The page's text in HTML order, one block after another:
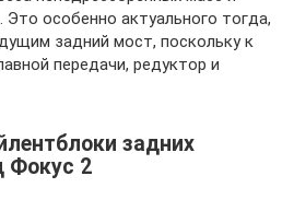
особенно актуального тогда,
задний мост, поскольку к
передачи, редуктор и
задних
Фокус 2